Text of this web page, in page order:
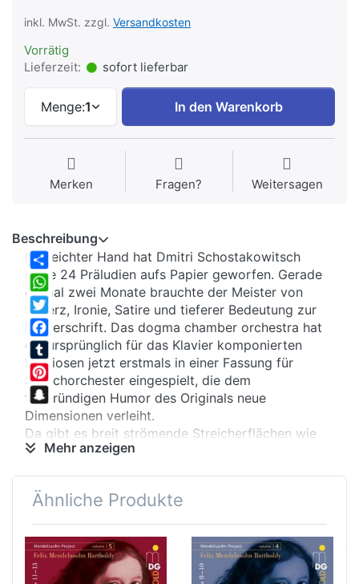
inkl. MwSt. zzgl. Versandkosten
Vorrätig
Lieferzeit:
sofort lieferbar
Menge:1 In den Warenkorb
Merken Fragen? Weitersagen
Share
WhatsApp
Twitter
Facebook
Tumblr
Pinterest
Snapchat
Beschreibung
Mit leichter Hand hat Dmitri Schostakowitsch
seine 24 Präludien aufs Papier geworfen. Gerade
einmal zwei Monate brauchte der Meister von
Scherz, Ironie, Satire und tieferer Bedeutung zur
Niederschrift. Das dogma chamber orchestra hat
die ursprünglich für das Klavier komponierten
Preziosen jetzt erstmals in einer Fassung für
Streichorchester eingespielt, die dem
tiefgründigen Humor des Originals neue
Dimensionen verleiht.
Da gibt es breit strömende Streicherflächen wie
im 3. Präludium, das Schostakowitsch in der
sich binnen Sekunden in ein hochvirtuoses Chaos
verwandeln (Nr. 2). Einem grotesken Marsch (Nr.
16) folgt ein idyllisch-kitschiges Violinsolo, das
salonhaftes Virtuosentum aufs Korn nimmt.
Atemberaubend die aberwitzigen Kaskaden der
Violinen in Nr. 5!
Mehr anzeigen
Ähnliche Produkte